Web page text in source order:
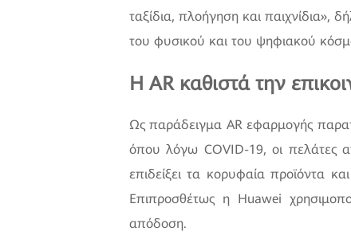
ταξίδια, πλοήγηση και παιχνίδια»,
του φυσικού και του ψηφιακού
Η AR καθιστά την
Ως παράδειγμα AR εφαρμογής
όπου λόγω COVID-19, οι πελάτες
επιδείξει τα κορυφαία προϊόντα
Επιπροσθέτως η Huawei
απόδοση.